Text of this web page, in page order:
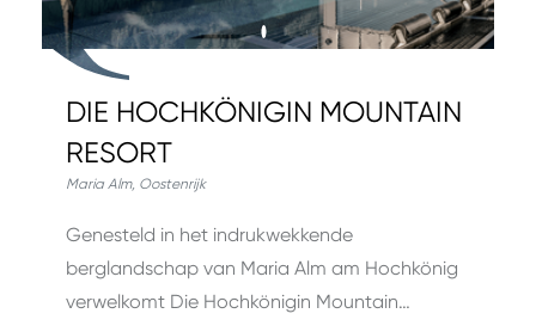
DIE HOCHKÖNIGIN MOUNTAIN
RESORT
Maria Alm, Oostenrijk
Genesteld in het indrukwekkende
berglandschap van Maria Alm am Hochkönig
verwelkomt Die Hochkönigin Mountain…